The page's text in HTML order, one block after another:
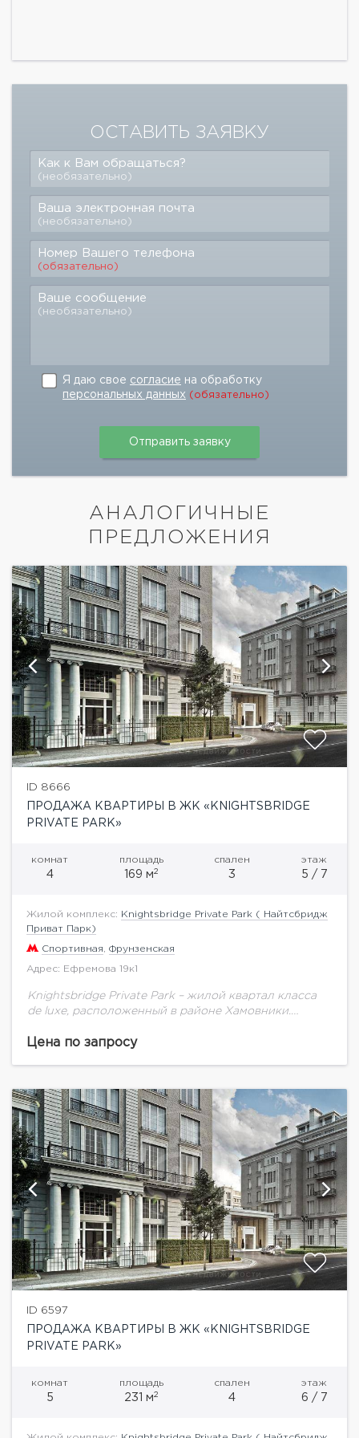
ОСТАВИТЬ ЗАЯВКУ
Как к Вам обращаться?
(необязательно)
Ваша электронная почта
(необязательно)
Номер Вашего телефона
(обязательно)
Ваше сообщение
(необязательно)
Я даю свое согласие на обработку
персональных данных (обязательно)
АНАЛОГИЧНЫЕ
ПРЕДЛОЖЕНИЯ
ID 8666
ПРОДАЖА КВАРТИРЫ В ЖК «KNIGHTSBRIDGE
PRIVATE PARK»
комнат
4
площадь
169 м2
спален
3
этаж
5 / 7
Жилой комплекс:
Knightsbridge Private Park ( Найтсбридж
Приват Парк)
Спортивная Фрунзенская
Адрес: Ефремова 19к1
Knightsbridge Private Park – жилой квартал класса
de luxe, расположенный в районе Хамовники.
классическом стиле, состоящий из четырех
Цена по запросу
ID 6597
ПРОДАЖА КВАРТИРЫ В ЖК «KNIGHTSBRIDGE
PRIVATE PARK»
комнат
5
площадь
231 м2
спален
4
этаж
6 / 7